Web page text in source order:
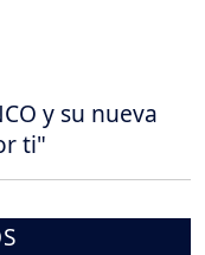
y su nueva
ti"